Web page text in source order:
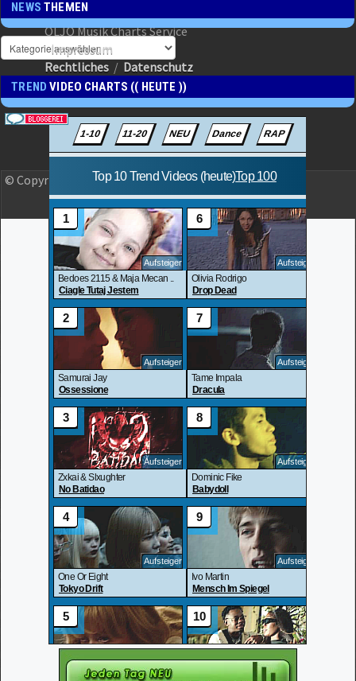
NEWSTHEMEN
TRENDVIDEO CHARTS (( HEUTE ))
OLJO Musik Charts Service
Impressum
Rechtliches / Datenschutz
© Copyright 2023 OLJO